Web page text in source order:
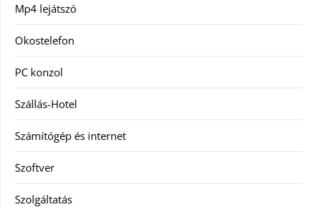
Mp4 lejátszó
Okostelefon
PC konzol
Szállás-Hotel
Számítógép és internet
Szoftver
Szolgáltatás